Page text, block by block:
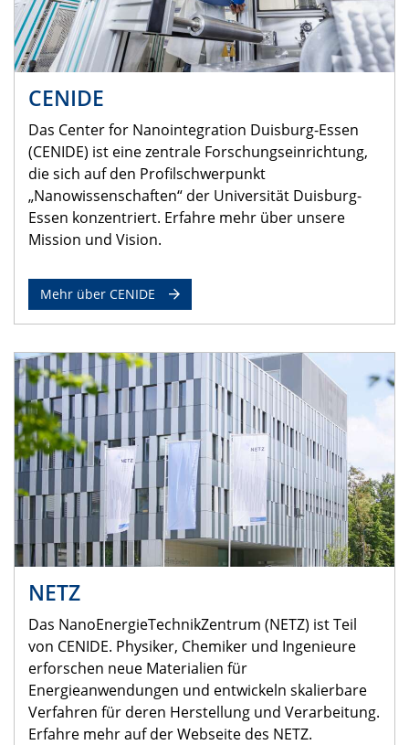
CENIDE
Das Center for Nanointegration Duisburg-Essen
(CENIDE) ist eine zentrale Forschungseinrichtung,
die sich auf den Profilschwerpunkt
„Nanowissenschaften“ der Universität Duisburg-
Essen konzentriert. Erfahre mehr über unsere
Mission und Vision.
Mehr über CENIDE
NETZ
Das NanoEnergieTechnikZentrum (NETZ) ist Teil
von CENIDE. Physiker, Chemiker und Ingenieure
erforschen neue Materialien für
Energieanwendungen und entwickeln skalierbare
Verfahren für deren Herstellung und Verarbeitung.
Erfahre mehr auf der Webseite des NETZ.